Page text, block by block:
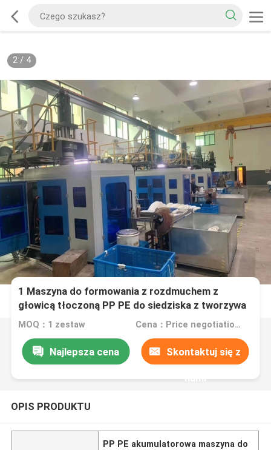
2/ 4
1 Maszyna do formowania z rozdmuchem z
głowicą tłoczoną PP PE do siedziska z tworzywa
sztucznego
MOQ：1 zestaw Cena：Price negotiation.
Najlepsza cena Skontaktuj się z
nami
OPIS PRODUKTU
PP PE akumulatorowa maszyna do